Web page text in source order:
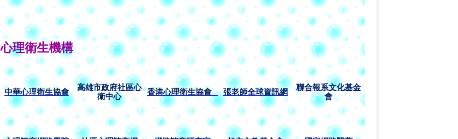
心理衛生機構
中華心理衛生協會
高雄市政府社區心
衛中心
香港心理衛生協會 張老師全球資訊網
聯合報系文化基金
會